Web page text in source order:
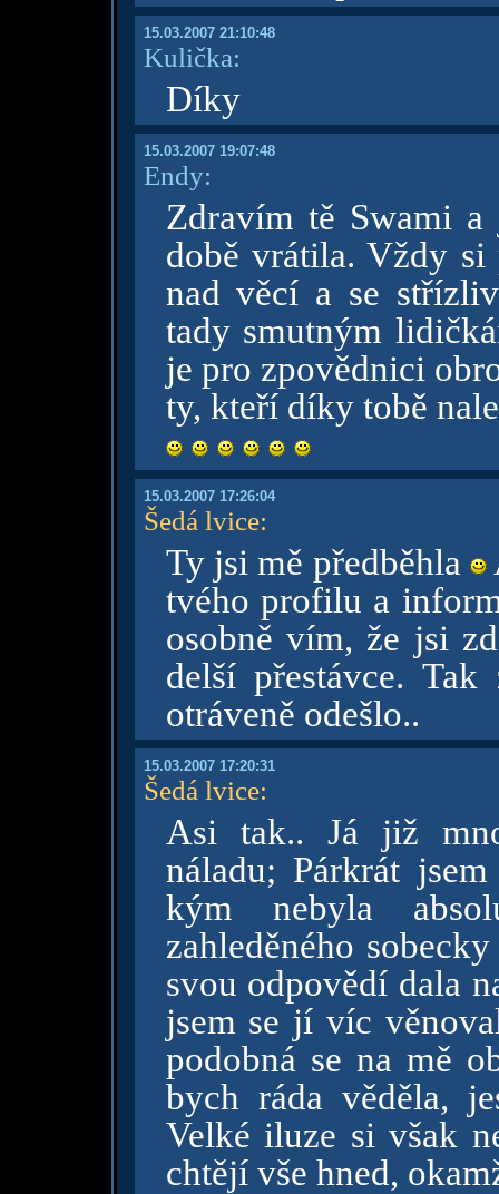
15.03.2007 21:10:48
Kulička:
Díky
15.03.2007 19:07:48
Endy:
Zdravím tě Swami
době vrátila. Vždy
nad věcí a se
tady smutným
je pro zpovědnici
ty, kteří díky tobě
15.03.2007 17:26:04
Šedá lvice:
Ty jsi mě předběhla
tvého profilu a
osobně vím, že jsi
delší přestávce.
otráveně odešlo..
15.03.2007 17:20:31
Šedá lvice:
Asi tak.. Já již
náladu; Párkrát
kým nebyla
zahleděného
svou odpovědí dala
jsem se jí víc
podobná se na mě
bych ráda věděla,
Velké iluze si však
chtějí vše hned,